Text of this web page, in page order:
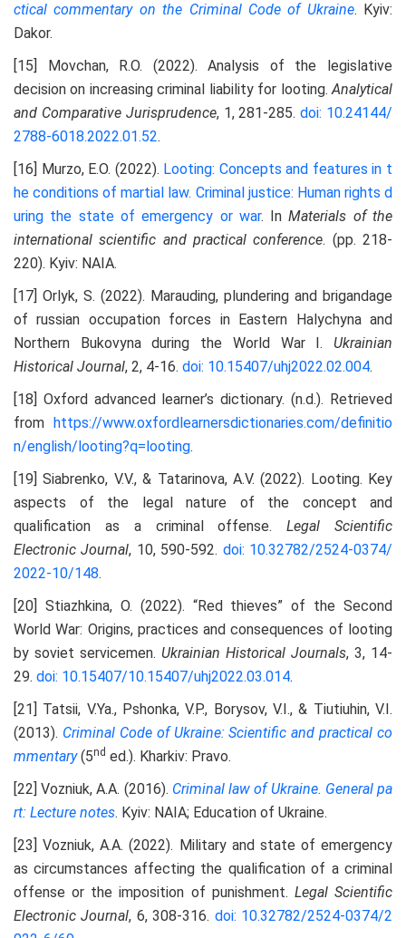
ctical commentary on the Criminal Code of Ukraine. Kyiv:
Dakor.
[15] Movchan, R.O. (2022). Analysis of the legislative
decision on increasing criminal liability for looting.Analytical
and Comparative Jurisprudence, 1, 281-285.doi: 10.24144/
2788-6018.2022.01.52.
[16] Murzo, E.O. (2022). Looting: Concepts and features in t
he conditions of martial law. Criminal justice: Human rights d
uring the state of emergency or war. InMaterials of the
international scientific and practical conference. (pp. 218-
220). Kyiv: NAIA.
[17] Orlyk, S. (2022). Marauding, plundering and brigandage
of russian occupation forces in Eastern Halychyna and
Northern Bukovyna during the World War I. Ukrainian
Historical Journal, 2, 4-16. doi: 10.15407/uhj2022.02.004.
[18] Oxford advanced learner’s dictionary. (n.d.). Retrieved
from
https://www.oxfordlearnersdictionaries.com/definitio
n/english/looting?q=looting.
[19] Siabrenko, V.V., & Tatarinova, A.V. (2022). Looting. Key
aspects of the legal nature of the concept and
qualification as a criminal offense.Legal Scientific
Electronic Journal, 10, 590-592. doi: 10.32782/2524-0374/
2022-10/148.
[20] Stiazhkina, O. (2022). “Red thieves” of the Second
World War: Origins, practices and consequences of looting
by soviet servicemen. Ukrainian Historical Journals, 3, 14-
29. doi: 10.15407/10.15407/uhj2022.03.014.
[21] Tatsii, V.Ya., Pshonka, V.P., Borysov, V.I., & Tiutiuhin, V.I.
(2013). Criminal Code of Ukraine:Scientific and practical co
mmentary(5nd ed.). Kharkiv: Pravo.
[22] Vozniuk, A.A. (2016). Criminal law of Ukraine. General pa
rt: Lecture notes. Kyiv: NAIA; Education of Ukraine.
[23] Vozniuk, A.A. (2022). Military and state of emergency
as circumstances affecting the qualification of a criminal
offense or the imposition of punishment. LegalScientific
ElectronicJournal, 6, 308-316. doi: 10.32782/2524-0374/2